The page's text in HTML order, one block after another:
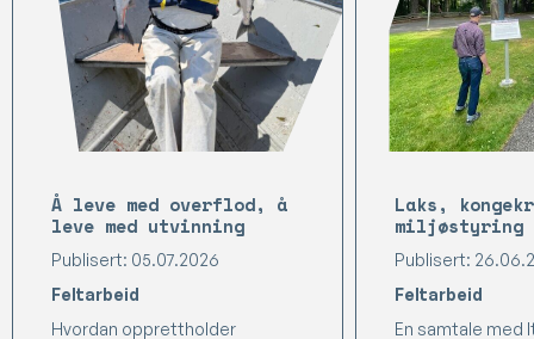
Å leve med overflod, å
leve med utvinning
Publisert: 05.07.2026
Feltarbeid
Hvordan opprettholder
Laks,
miljøstyring
Publisert:
Feltarbeid
En samtale med